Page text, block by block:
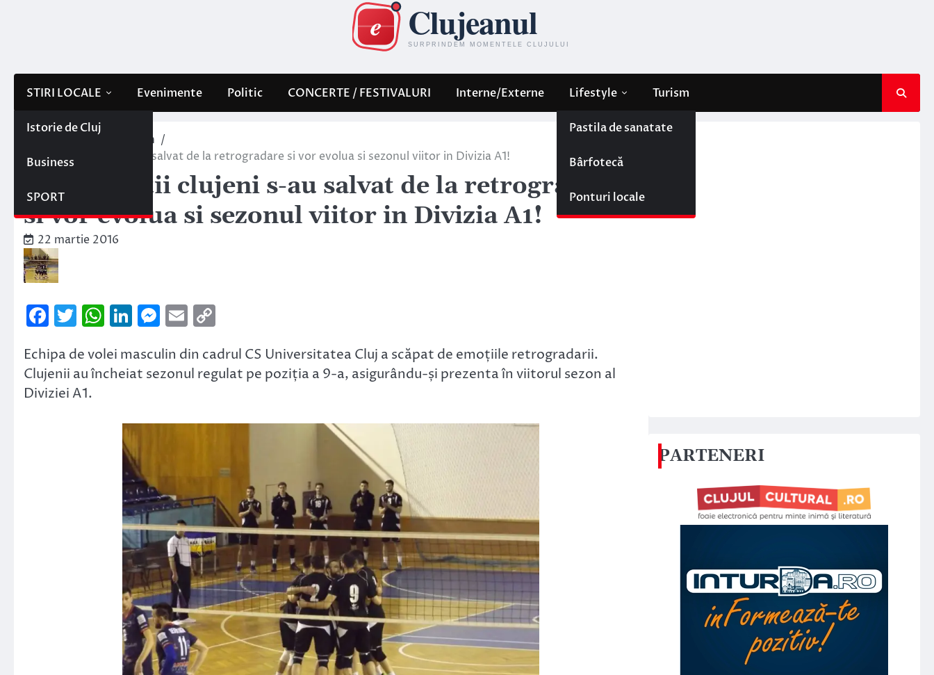
STIRI LOCALE
Istorie de Cluj
Business
SPORT
Evenimente Politic CONCERTE / FESTIVALURI Interne/Externe Lifestyle
Pastila de sanatate
Bârfotecă
Ponturi locale
Turism
Sportul clujean
Voleibalistii clujeni s-au salvat de la retrogradare si vor evolua si sezonul viitor in Divizia A1!
Voleibalistii clujeni s-au salvat de la retrogradare
si vor evolua si sezonul viitor in Divizia A1!
22 martie 2016
Facebook
Twitter
WhatsApp
LinkedIn
Messenger
Email
Echipa de volei masculin din cadrul CS Universitatea Cluj a scăpat de emoțiile retrogradarii.
Clujenii au încheiat sezonul regulat pe poziția a 9-a, asigurându-și prezenta în viitorul sezon al
Diviziei A1.
PARTENERI